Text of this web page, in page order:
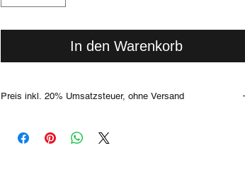
In den Warenkorb
Preis inkl. 20% Umsatzsteuer, ohne Versand
nicht vermeiden lassen. Selbstverständlich kannst Du jedes